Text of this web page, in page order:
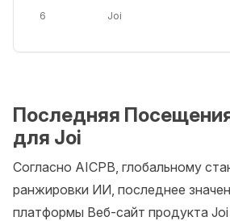
6 Joi
Последняя
для Joi
Согласно AICPB, глобальному
ранжировки ИИ, последнее
платформы Веб-сайт продукта Joi